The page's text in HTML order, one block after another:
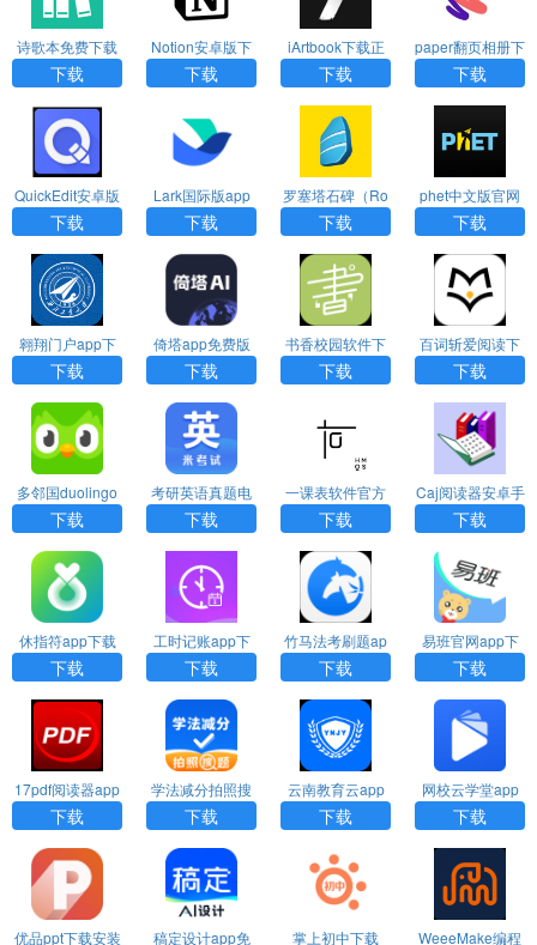
诗歌本免费下载
安装安卓手机版
下载
Notion安卓版下
载
下载
iArtbook下载正
版免费2024
下载
paper翻页相册下
载官方原版
下载
QuickEdit安卓版
下载
下载
Lark国际版app
下载
下载
罗塞塔石碑（Ro
setta Stone）ap
p免费版
下载
phet中文版官网
版下载
下载
翱翔门户app下
载安装官网版
下载
倚塔app免费版
下载
书香校园软件下
载
下载
百词斩爱阅读下
载最新版
下载
多邻国duolingo
官网app
下载
考研英语真题电
子版
下载
一课表软件官方
版下载
下载
Caj阅读器安卓手
机版下载
下载
休指符app下载
下载
工时记账app下
载安装最新版
下载
竹马法考刷题ap
p下载
下载
易班官网app下
载最新版
下载
17pdf阅读器app
下载
学法减分拍照搜
题app下载
下载
云南教育云app
下载最新版本安
卓版
下载
网校云学堂app
下载安装官网版
下载
优品ppt下载安装 稿定设计app免 掌上初中下载 WeeeMake编程